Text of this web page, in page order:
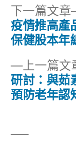
文
導
覽
上一篇文
研討：與茹
預防老年認
下一篇文章
疫情推高產
保健股本年